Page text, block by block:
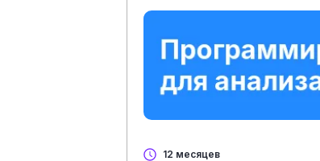
12 месяцев